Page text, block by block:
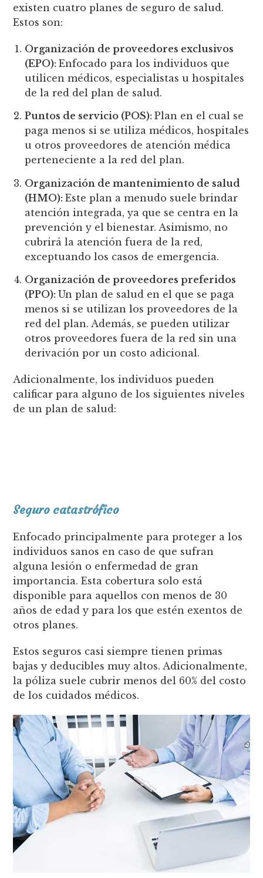
existen cuatro planes de seguro de salud.
Estos son:
Organización de proveedores exclusivos
(EPO):Enfocado para los individuos que
utilicen médicos, especialistas u hospitales
de la red del plan de salud.
Puntos de servicio (POS):Plan en el cual se
paga menos si se utiliza médicos, hospitales
u otros proveedores de atención médica
perteneciente a la red del plan.
Organización de mantenimiento de salud
(HMO):Este plan a menudo suele brindar
atención integrada, ya que se centra en la
prevención y el bienestar. Asimismo, no
cubrirá la atención fuera de la red,
exceptuando los casos de emergencia.
Organización de proveedores preferidos
(PPO):Un plan de salud en el que se paga
menos si se utilizan los proveedores de la
red del plan. Además, se pueden utilizar
otros proveedores fuera de la red sin una
derivación por un costo adicional.
Adicionalmente, los individuos pueden
calificar para alguno de los siguientes niveles
de un plan de salud:
Seguro catastrófico
Enfocado principalmente para proteger a los
individuos sanos en caso de que sufran
alguna lesión o enfermedad de gran
importancia. Esta cobertura solo está
disponible para aquellos con menos de 30
años de edad y para los que estén exentos de
otros planes.
Estos seguros casi siempre tienen primas
bajas y deducibles muy altos. Adicionalmente,
la póliza suele cubrir menos del 60% del costo
de los cuidados médicos.